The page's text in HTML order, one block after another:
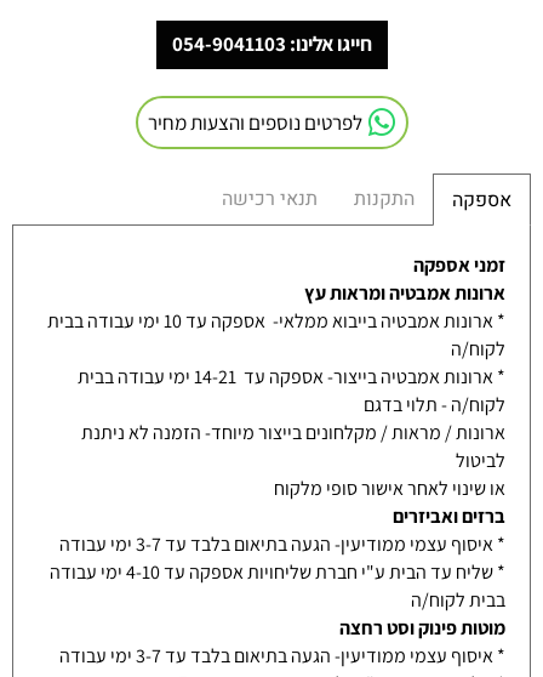
חייגו אלינו: 054-9041103
לפרטים נוספים והצעות מחיר
אספקה התקנות תנאי רכישה
זמני אספקה
ארונות אמבטיה ומראות עץ
* ארונות אמבטיה בייבוא ממלאי- אספקה עד 10 ימי עבודה בבית
לקוח/ה
* ארונות אמבטיה בייצור- אספקה עד 14-21 ימי עבודה בבית
לקוח/ה - תלוי בדגם
ארונות / מראות / מקלחונים בייצור מיוחד- הזמנה לא ניתנת
לביטול
או שינוי לאחר אישור סופי מלקוח
ברזים ואביזרים
* איסוף עצמי ממודיעין- הגעה בתיאום בלבד עד 3-7 ימי עבודה
* שליח עד הבית ע"י חברת שליחויות אספקה עד 4-10 ימי עבודה
בבית לקוח/ה
מוטות פינוק וסט רחצה
* איסוף עצמי ממודיעין- הגעה בתיאום בלבד עד 3-7 ימי עבודה